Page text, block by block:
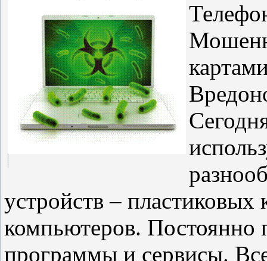
устройств –
компьютеров. Постоянно
программы и сервисы.